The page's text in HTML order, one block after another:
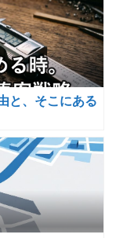
と、そこにある